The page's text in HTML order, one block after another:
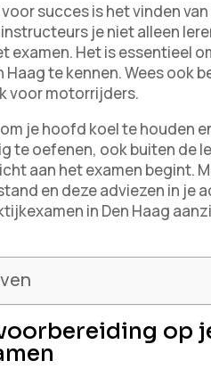
succes is het vinden
je niet alleen
examen. Het is essentieel
Haag te kennen. Wees ook
voor motorrijders.
je hoofd koel te houden
te oefenen, ook buiten de
aan het examen begint.
en deze adviezen in je
in Den Haag
op